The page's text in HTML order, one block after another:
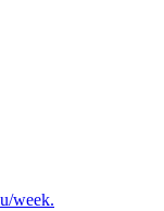
week.